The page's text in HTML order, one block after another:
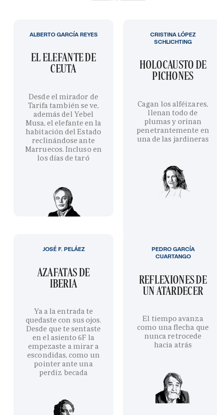
EL ELEFANTE DE
CEUTA
Desde el mirador de
Tarifa también se ve,
además del Yebel
Musa, el elefante en la
habitación del Estado
reclinándose ante
Marruecos. Incluso en
los días de taró
ALBERTO GARCÍA REYES
HOLOCAUSTO DE
PICHONES
Cagan los alféizares,
llenan todo de
plumas y orinan
penetrantemente en
una de las jardineras
CRISTINA LÓPEZ
SCHLICHTING
AZAFATAS DE
IBERIA
Ya a la entrada te
quedaste con sus ojos.
Desde que te sentaste
en el asiento 6F la
empezaste a mirar a
escondidas, como un
pointer ante una
perdiz becada
JOSÉ F. PELÁEZ
REFLEXIONES DE
UN ATARDECER
El tiempo avanza
como una flecha que
nunca retrocede
hacia atrás
PEDRO GARCÍA
CUARTANGO